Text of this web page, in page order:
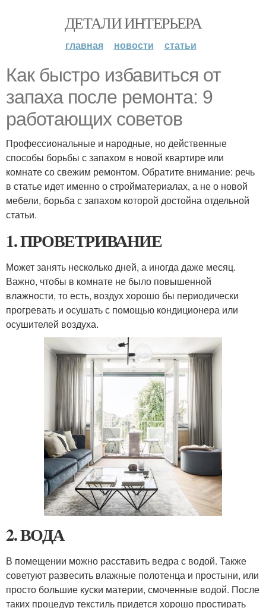
ДЕТАЛИ ИНТЕРЬЕРА
главная новости статьи
Как быстро избавиться от
запаха после ремонта: 9
работающих советов
Профессиональные и народные, но действенные
способы борьбы с запахом в новой квартире или
комнате со свежим ремонтом. Обратите внимание: речь
в статье идет именно о стройматериалах, а не о новой
мебели, борьба с запахом которой достойна отдельной
статьи.
1. ПРОВЕТРИВАНИЕ
Может занять несколько дней, а иногда даже месяц.
Важно, чтобы в комнате не было повышенной
влажности, то есть, воздух хорошо бы периодически
прогревать и осушать с помощью кондиционера или
осушителей воздуха.
2. ВОДА
В помещении можно расставить ведра с водой. Также
советуют развесить влажные полотенца и простыни, или
просто большие куски материи, смоченные водой. После
таких процедур текстиль придется хорошо простирать